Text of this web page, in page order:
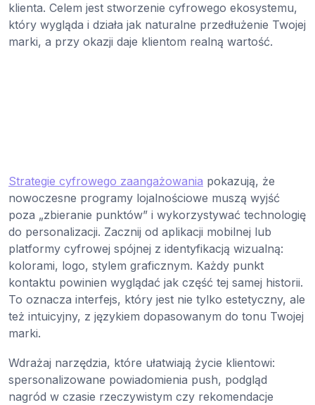
klienta. Celem jest stworzenie cyfrowego ekosystemu,
który wygląda i działa jak naturalne przedłużenie Twojej
marki, a przy okazji daje klientom realną wartość.
Strategie cyfrowego zaangażowania pokazują, że
nowoczesne programy lojalnościowe muszą wyjść
poza „zbieranie punktów” i wykorzystywać technologię
do personalizacji. Zacznij od aplikacji mobilnej lub
platformy cyfrowej spójnej z identyfikacją wizualną:
kolorami, logo, stylem graficznym. Każdy punkt
kontaktu powinien wyglądać jak część tej samej historii.
To oznacza interfejs, który jest nie tylko estetyczny, ale
też intuicyjny, z językiem dopasowanym do tonu Twojej
marki.
Wdrażaj narzędzia, które ułatwiają życie klientowi:
spersonalizowane powiadomienia push, podgląd
nagród w czasie rzeczywistym czy rekomendacje